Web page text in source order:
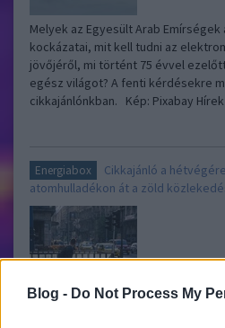
Blog - Do Not Process My
Melyek az Egyesült Arab
kockázatai, mit kell tudni az
jövőjéről, mi történt 75 évvel
egész világot? A fenti kérdésekre
cikkajánlónkban. Kép: Pixabay
Energiabox
Cikkajánló a
atomhulladékon át a zöld